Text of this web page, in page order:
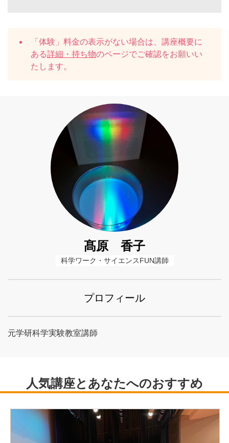
「体験」料金の表示がない場合は、講座概要に
ある詳細・持ち物のページでご確認をお願いい
たします。
髙原 香子
科学ワーク・サイエンスFUN講師
プロフィール
元学研科学実験教室講師